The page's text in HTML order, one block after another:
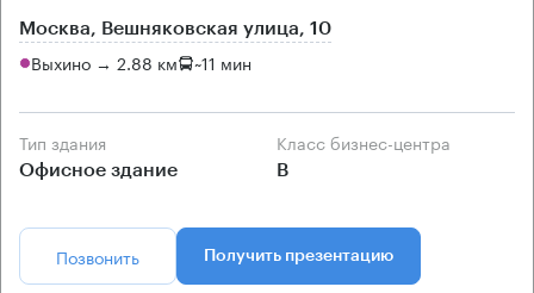
Москва, Вешняковская улица, 10
Выхино → 2.88 км ~11 мин
Тип здания
Офисное здание
Класс бизнес-центра
B
Позвонить Получить презентацию